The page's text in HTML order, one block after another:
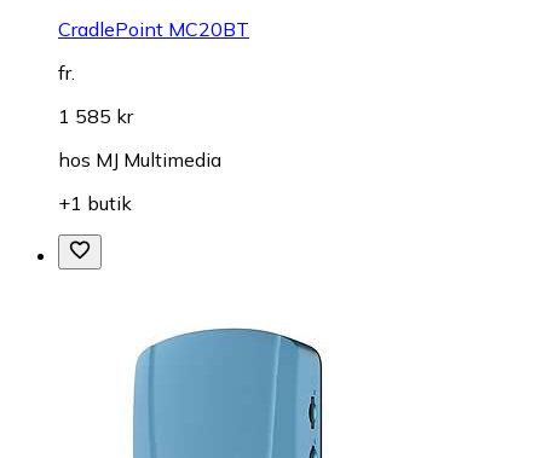
CradlePoint MC20BT
fr.
1 585 kr
hos MJ Multimedia
+1 butik